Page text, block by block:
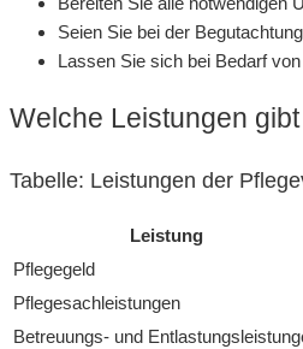
Seien Sie bei der
Lassen Sie sich bei Bedarf
Welche Leistungen
Tabelle: Leistungen der
Leistung
Pflegegeld
Pflegesachleistungen
Betreuungs- und